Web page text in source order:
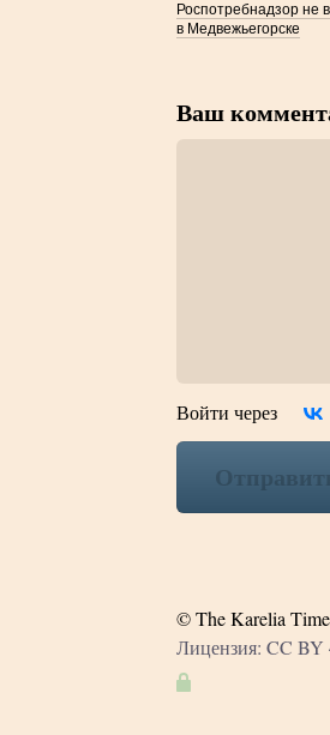
Роспотребнадзор не
в Медвежьегорске
Ваш
Войти через
©The Karelia
Лицензия: CC